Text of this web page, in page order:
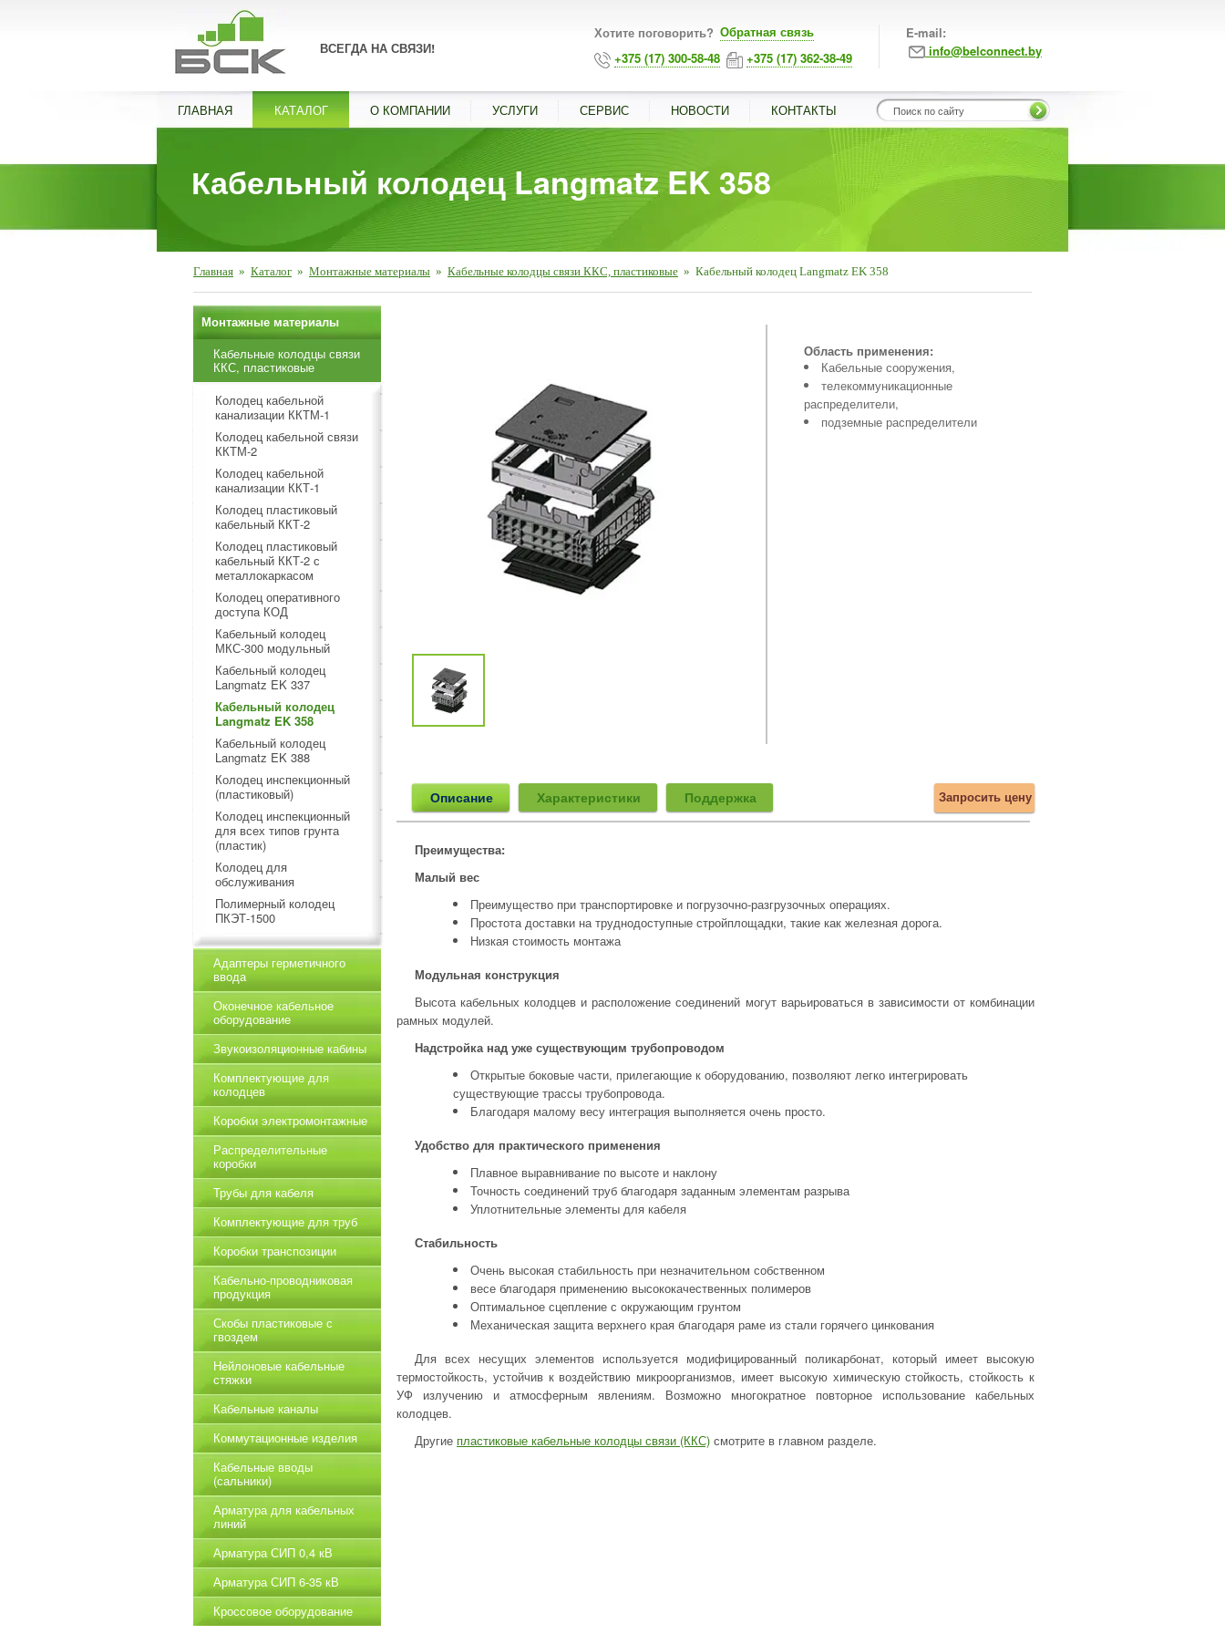
ВСЕГДА НА СВЯЗИ!
Хотите поговорить? Обратная связь
+375 (17) 300-58-48
+375 (17) 362-38-49
E-mail:
info@belconnect.by
ГЛАВНАЯ КАТАЛОГ О КОМПАНИИ УСЛУГИ СЕРВИС НОВОСТИ КОНТАКТЫ
Кабельный колодец Langmatz EK 358
Главная » Каталог » Монтажные материалы » Кабельные колодцы связи ККС, пластиковые » Кабельный колодец Langmatz EK 358
Область применения:
Кабельные сооружения,
телекоммуникационные
распределители,
подземные распределители
Описание Характеристики Поддержка Запросить цену
Преимущества:
Малый вес
Преимущество при транспортировке и погрузочно-разгрузочных операциях.
Простота доставки на труднодоступные стройплощадки, такие как железная дорога.
Низкая стоимость монтажа
Модульная конструкция
Высота кабельных колодцев и расположение соединений могут варьироваться в зависимости от комбинации
рамных модулей.
Надстройка над уже существующим трубопроводом
Открытые боковые части, прилегающие к оборудованию, позволяют легко интегрировать
существующие трассы трубопровода.
Благодаря малому весу интеграция выполняется очень просто.
Удобство для практического применения
Плавное выравнивание по высоте и наклону
Точность соединений труб благодаря заданным элементам разрыва
Уплотнительные элементы для кабеля
Стабильность
Очень высокая стабильность при незначительном собственном
весе благодаря применению высококачественных полимеров
Оптимальное сцепление с окружающим грунтом
Механическая защита верхнего края благодаря раме из стали горячего цинкования
Для всех несущих элементов используется модифицированный поликарбонат, который имеет высокую
термостойкость, устойчив к воздействию микроорганизмов, имеет высокую химическую стойкость, стойкость к
УФ излучению и атмосферным явлениям. Возможно многократное повторное использование кабельных
колодцев.
Другие пластиковые кабельные колодцы связи (ККС) смотрите в главном разделе.
Монтажные материалы
Кабельные колодцы связи
ККС, пластиковые
Колодец кабельной
канализации ККТМ-1
Колодец кабельной связи
ККТМ-2
Колодец кабельной
канализации ККТ-1
Колодец пластиковый
кабельный ККТ-2
Колодец пластиковый
кабельный ККТ-2 с
металлокаркасом
Колодец оперативного
доступа КОД
Кабельный колодец
МКС-300 модульный
Кабельный колодец
Langmatz EK 337
Кабельный колодец
Langmatz EK 358
Кабельный колодец
Langmatz EK 388
Колодец инспекционный
(пластиковый)
Колодец инспекционный
для всех типов грунта
(пластик)
Колодец для
обслуживания
Полимерный колодец
ПКЭТ-1500
Адаптеры герметичного
ввода
Оконечное кабельное
оборудование
Звукоизоляционные кабины
Комплектующие для
колодцев
Коробки электромонтажные
Распределительные
коробки
Трубы для кабеля
Комплектующие для труб
Коробки транспозиции
Кабельно-проводниковая
продукция
Скобы пластиковые с
гвоздем
Нейлоновые кабельные
стяжки
Кабельные каналы
Коммутационные изделия
Кабельные вводы
(сальники)
Арматура для кабельных
линий
Арматура СИП 0,4 кВ
Арматура СИП 6-35 кВ
Кроссовое оборудование